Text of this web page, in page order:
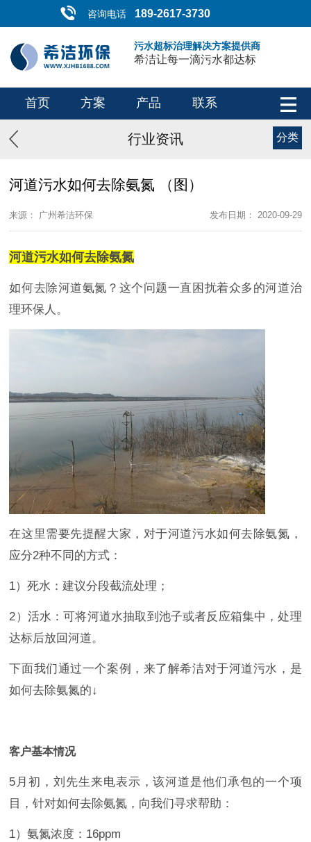
咨询电话 189-2617-3730
污水超标治理解决方案提供商
希洁让每一滴污水都达标
首页 方案 产品 联系
行业资讯 分类
河道污水如何去除氨氮 （图）
来源： 广州希洁环保 发布日期： 2020-09-29
河道污水如何去除氨氮
如何去除河道氨氮？这个问题一直困扰着众多的河道治
理环保人。
在这里需要先提醒大家，对于河道污水如何去除氨氮，
应分2种不同的方式：
1）死水：建议分段截流处理；
2）活水：可将河道水抽取到池子或者反应箱集中，处理
达标后放回河道。
下面我们通过一个案例，来了解希洁对于河道污水，是
如何去除氨氮的↓
客户基本情况
5月初，刘先生来电表示，该河道是他们承包的一个项
目，针对如何去除氨氮，向我们寻求帮助：
1）氨氮浓度：16ppm